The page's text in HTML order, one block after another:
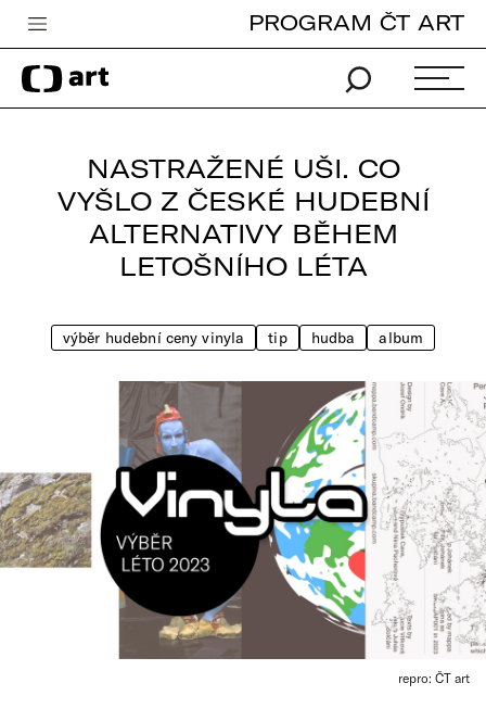
Česká televize
Zpravodajství
iVysílání
TV program
PROGRAM ČT ART
NASTRAŽENÉ UŠI. CO
VYŠLO Z ČESKÉ HUDEBNÍ
ALTERNATIVY BĚHEM
LETOŠNÍHO LÉTA
výběr hudební ceny vinyla tip hudba album
repro: ČT art